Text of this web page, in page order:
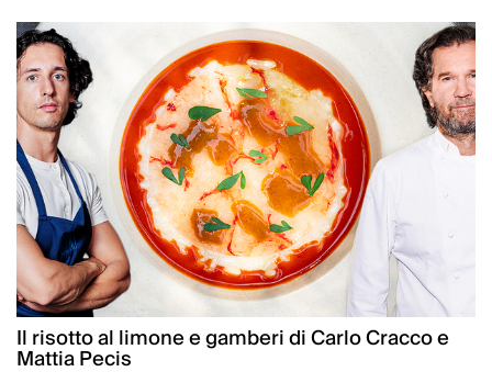
Il risotto al limone e gamberi di Carlo Cracco e
Mattia Pecis